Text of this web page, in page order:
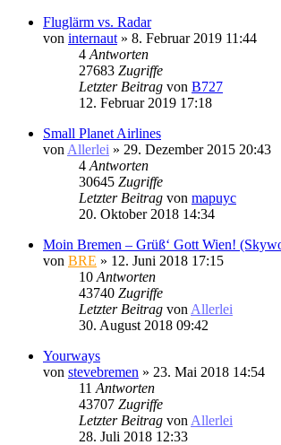
Fluglärm vs. Radar
von internaut » 8. Februar 2019 11:44
4 Antworten
27683 Zugriffe
Letzter Beitrag von B727
12. Februar 2019 17:18
Small Planet Airlines
von Allerlei » 29. Dezember 2015 20:43
4 Antworten
30645 Zugriffe
Letzter Beitrag von mapuyc
20. Oktober 2018 14:34
Moin Bremen – Grüß‘ Gott Wien!
von BRE » 12. Juni 2018 17:15
10 Antworten
43740 Zugriffe
Letzter Beitrag von Allerlei
30. August 2018 09:42
Yourways
von stevebremen » 23. Mai 2018 14:54
11 Antworten
43707 Zugriffe
Letzter Beitrag von Allerlei
28. Juli 2018 12:33